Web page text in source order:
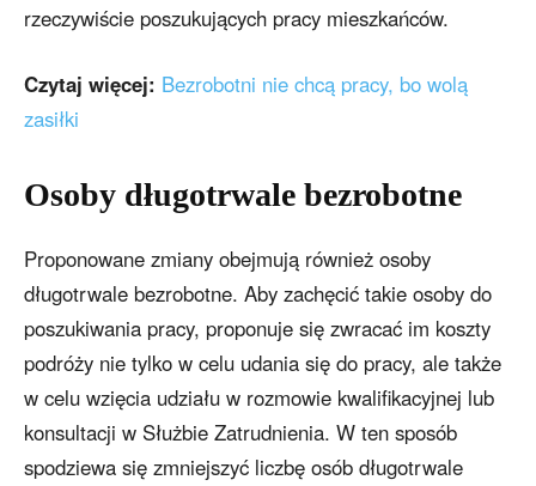
rzeczywiście poszukujących pracy mieszkańców.
Czytaj więcej: Bezrobotni nie chcą pracy, bo wolą
zasiłki
Osoby długotrwale bezrobotne
Proponowane zmiany obejmują również osoby
długotrwale bezrobotne. Aby zachęcić takie osoby do
poszukiwania pracy, proponuje się zwracać im koszty
podróży nie tylko w celu udania się do pracy, ale także
w celu wzięcia udziału w rozmowie kwalifikacyjnej lub
konsultacji w Służbie Zatrudnienia. W ten sposób
spodziewa się zmniejszyć liczbę osób długotrwale